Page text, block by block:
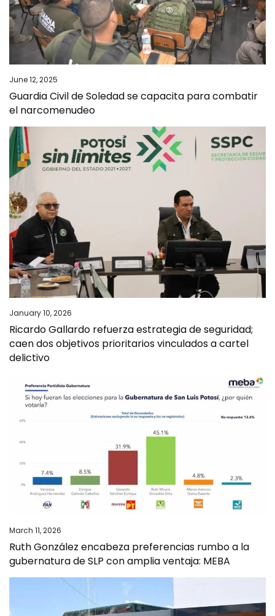
June 12, 2025
Guardia Civil de Soledad se capacita para combatir
el narcomenudeo
January 10, 2026
Ricardo Gallardo refuerza estrategia de seguridad;
caen dos objetivos prioritarios vinculados a cartel
delictivo
March 11, 2026
Ruth González encabeza preferencias rumbo a la
gubernatura de SLP con amplia ventaja: MEBA